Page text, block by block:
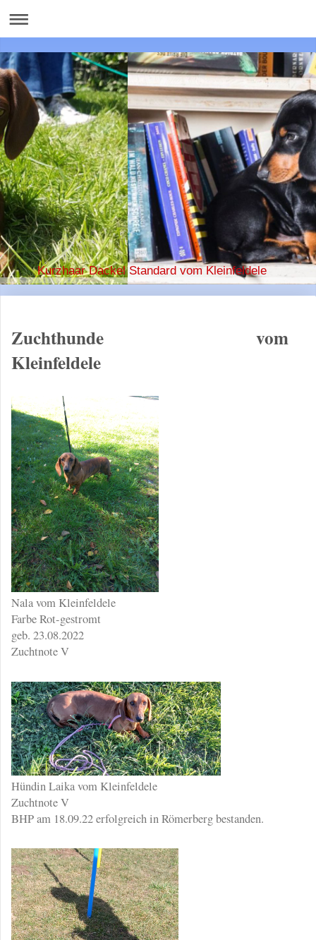
Kurzhaar Dackel Standard vom Kleinfeldele
Zuchthunde vom
Kleinfeldele
Nala vom Kleinfeldele
Farbe Rot-gestromt
geb. 23.08.2022
Zuchtnote V
Hündin Laika vom Kleinfeldele
Zuchtnote V
BHP am 18.09.22 erfolgreich in Römerberg bestanden.